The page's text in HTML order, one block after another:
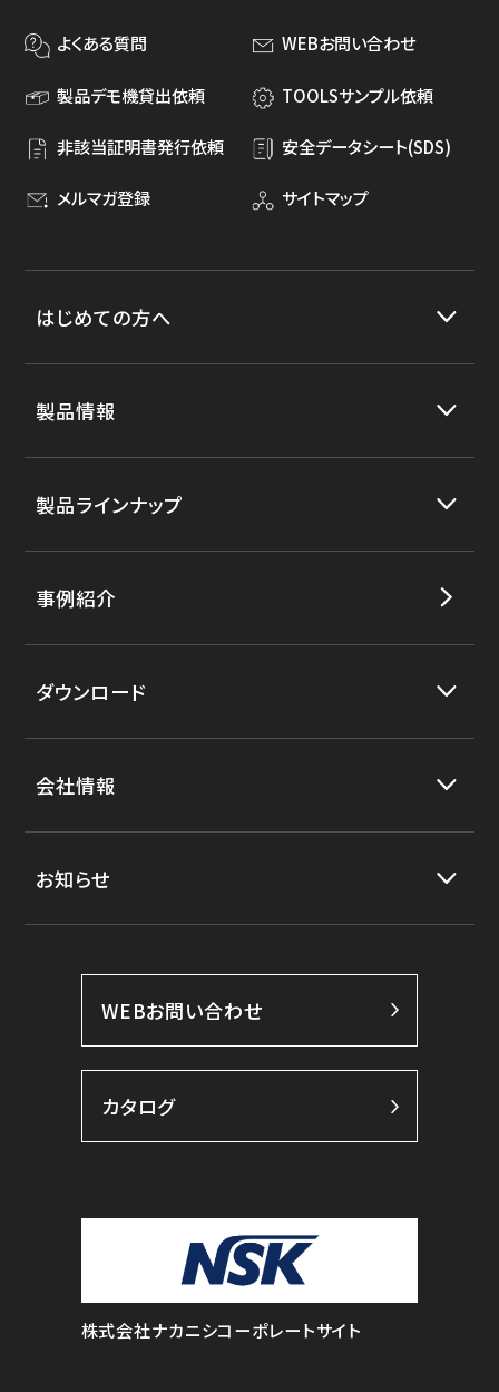
よくある質問 WEBお問い合わせ
製品デモ機貸出依頼 TOOLSサンプル依頼
非該当証明書発行依頼 安全データシート(SDS)
メルマガ登録 サイトマップ
はじめての方へ
製品情報
製品ラインナップ
事例紹介
ダウンロード
会社情報
お知らせ
WEBお問い合わせ
カタログ
株式会社ナカニシコーポレートサイト